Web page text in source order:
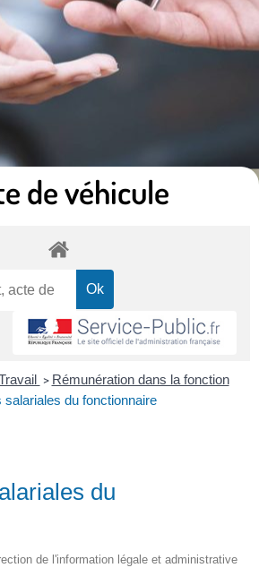
de véhicule
> Rémunération dans la fonction
salariales du fonctionnaire
du
de l'information légale et administrative